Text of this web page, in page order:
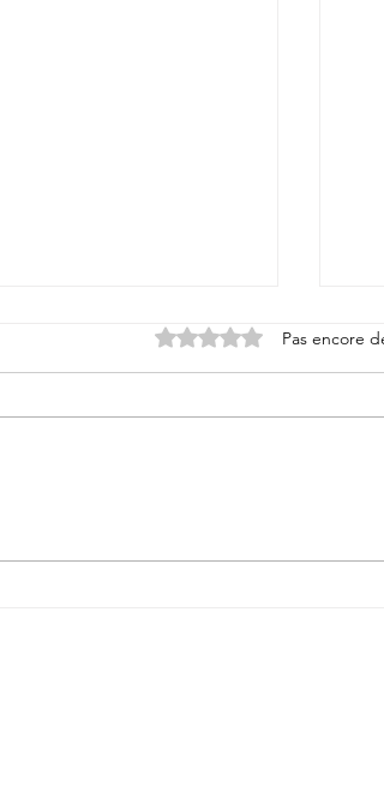
Noté 0 étoile sur 5.
Pas encore